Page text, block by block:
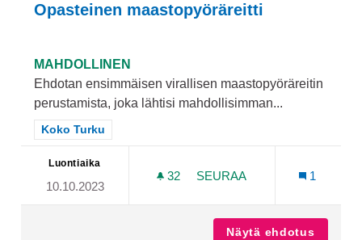
Opasteinen maastopyöräreitti
MAHDOLLINEN
Ehdotan ensimmäisen virallisen maastopyöräreitin
perustamista, joka lähtisi mahdollisimman...
Rajaa tulokset teeman mukaan: Koko Turku
Koko Turku
Luontiaika
10.10.2023
32 32 SEURAAJAA
SEURAA
1
Näytä ehdotus